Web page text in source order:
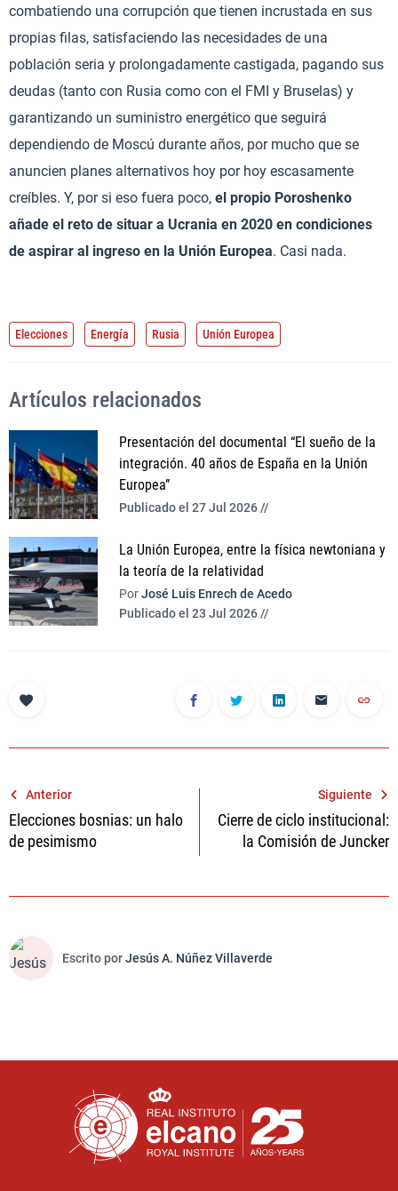
combatiendo una corrupción que tienen incrustada en sus
propias filas, satisfaciendo las necesidades de una
población seria y prolongadamente castigada, pagando sus
deudas (tanto con Rusia como con el FMI y Bruselas) y
garantizando un suministro energético que seguirá
dependiendo de Moscú durante años, por mucho que se
anuncien planes alternativos hoy por hoy escasamente
creíbles. Y, por si eso fuera poco, el propio Poroshenko
añade el reto de situar a Ucrania en 2020 en condiciones
de aspirar al ingreso en la Unión Europea. Casi nada.
Elecciones Energía Rusia Unión Europea
Artículos relacionados
Presentación del documental “El sueño de la
integración. 40 años de España en la Unión
Europea”
Publicado el 27 Jul 2026 //
La Unión Europea, entre la física newtoniana y
la teoría de la relatividad
PorJosé Luis Enrech de Acedo
Publicado el 23 Jul 2026 //
Navegación
de
entradas
Anterior
Elecciones bosnias: un halo
de pesimismo
Siguiente
Cierre de ciclo institucional:
la Comisión de Juncker
Escrito porJesús A. Núñez Villaverde